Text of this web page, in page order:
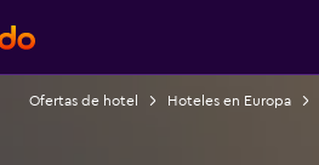
Ofertas de hotel Hoteles en Europa